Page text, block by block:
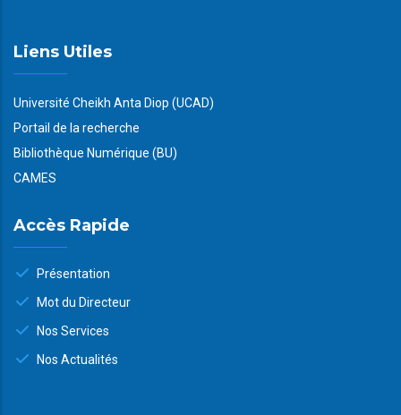
Liens Utiles
Université Cheikh Anta Diop (UCAD)
Portail de la recherche
Bibliothèque Numérique (BU)
CAMES
Accès Rapide
Présentation
Mot du Directeur
Nos Services
Nos Actualités